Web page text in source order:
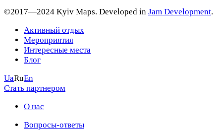
©2017—2024 Kyiv Maps. Developed in Jam Development.
Активный отдых
Мероприятия
Интересные места
Блог
UaRuEn
Стать партнером
О нас
Вопросы-ответы